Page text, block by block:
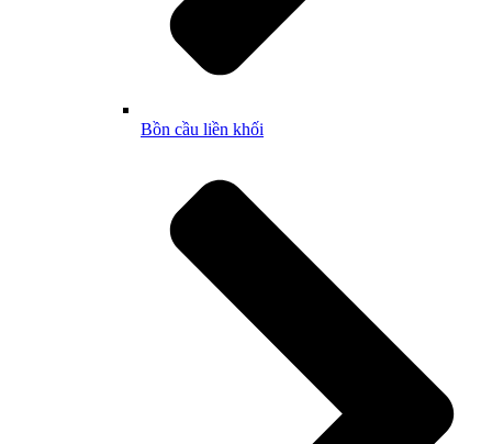
Bồn cầu liền khối